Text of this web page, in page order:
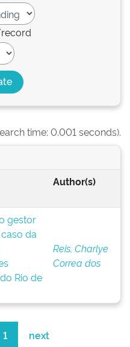
time: 0.001 seconds).
Author(s)
gestor
da
Rio de
Reis, Charlye
Correa dos
1 next